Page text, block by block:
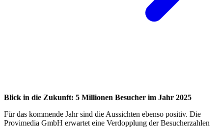
Blick in die Zukunft: 5 Millionen Besucher im Jahr 2025
Für das kommende Jahr sind die Aussichten ebenso positiv. Die
Provimedia GmbH erwartet eine Verdopplung der Besucherzahlen